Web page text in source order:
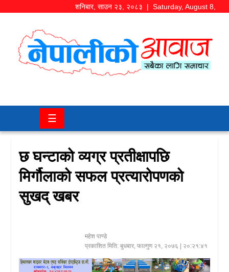
शनिबार, साउन २३, २०८३ | Saturday, August 8,
समाज/
चितवन
मनोरञ्जन
बजार
प्रदेश
☰
छ घन्टाको व्यग्र प्रतीक्षापछि
मिर्गौलाको सफल प्रत्यारोपणको
सुखद् खबर
महेश पाण्डे
प्रकाशित मिति: बुधबार, फाल्गुण २१, २०७६ | २०:२१:४१